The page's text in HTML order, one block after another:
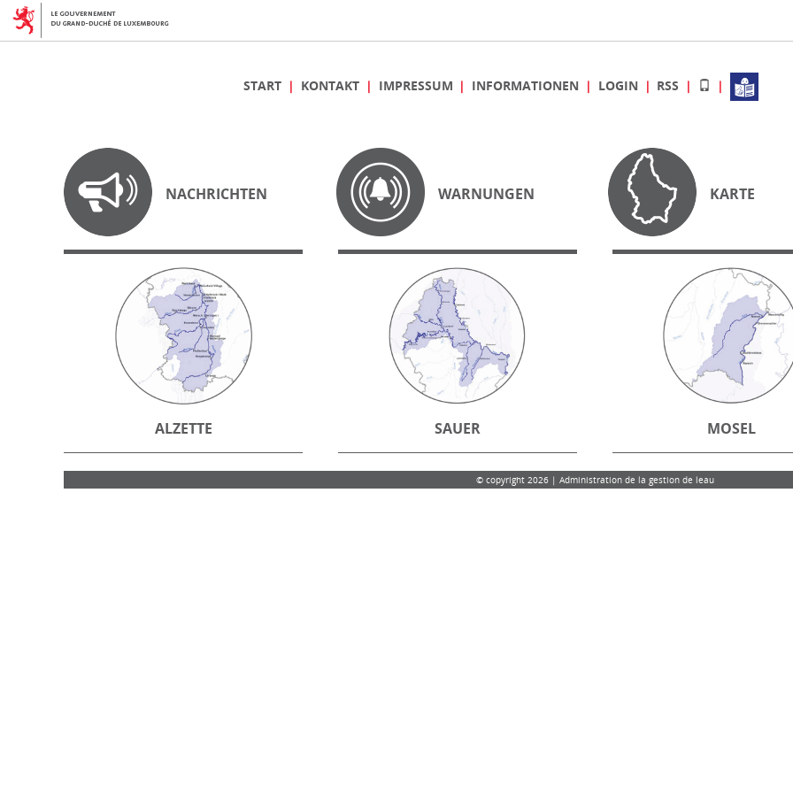
START KONTAKT IMPRESSUM INFORMATIONEN LOGIN RSS
NACHRICHTEN WARNUNGEN KARTE
ALZETTE SAUER MOSEL
© copyright 2026 | Administration de la gestion de leau